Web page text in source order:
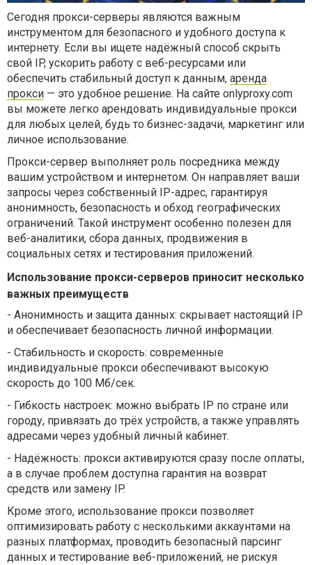
Сегодня прокси-серверы являются важным
инструментом для безопасного и удобного доступа к
интернету. Если вы ищете надёжный способ скрыть
свой IP, ускорить работу с веб-ресурсами или
обеспечить стабильный доступ к данным, аренда
прокси — это удобное решение. На сайте onlyproxy.com
вы можете легко арендовать индивидуальные прокси
для любых целей, будь то бизнес-задачи, маркетинг или
личное использование.
Прокси-сервер выполняет роль посредника между
вашим устройством и интернетом. Он направляет ваши
запросы через собственный IP-адрес, гарантируя
анонимность, безопасность и обход географических
ограничений. Такой инструмент особенно полезен для
веб-аналитики, сбора данных, продвижения в
социальных сетях и тестирования приложений.
Использование прокси-серверов приносит несколько
важных преимуществ
- Анонимность и защита данных: скрывает настоящий IP
и обеспечивает безопасность личной информации.
- Стабильность и скорость: современные
индивидуальные прокси обеспечивают высокую
скорость до 100 Мб/сек.
- Гибкость настроек: можно выбрать IP по стране или
городу, привязать до трёх устройств, а также управлять
адресами через удобный личный кабинет.
- Надёжность: прокси активируются сразу после оплаты,
а в случае проблем доступна гарантия на возврат
средств или замену IP.
Кроме этого, использование прокси позволяет
оптимизировать работу с несколькими аккаунтами на
разных платформах, проводить безопасный парсинг
данных и тестирование веб-приложений, не рискуя